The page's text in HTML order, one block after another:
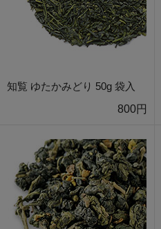
知覧 ゆたかみどり 50g 袋入
800円